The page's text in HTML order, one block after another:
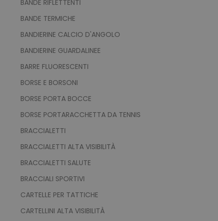
BANDE RIFLETTENTI
BANDE TERMICHE
BANDIERINE CALCIO D'ANGOLO
BANDIERINE GUARDALINEE
BARRE FLUORESCENTI
BORSE E BORSONI
BORSE PORTA BOCCE
BORSE PORTARACCHETTA DA TENNIS
BRACCIALETTI
BRACCIALETTI ALTA VISIBILITÀ
BRACCIALETTI SALUTE
BRACCIALI SPORTIVI
CARTELLE PER TATTICHE
CARTELLINI ALTA VISIBILITÀ